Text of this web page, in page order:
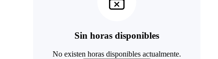
Sin horas disponibles
No existen horas disponibles actualmente.